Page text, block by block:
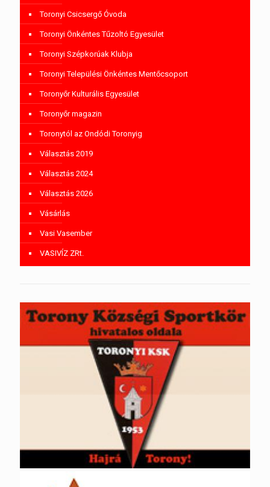
Toronyi Csicsergő Óvoda
Toronyi Önkéntes Tűzoltó Egyesület
Toronyi Szépkorúak Klubja
Toronyi Települési Önkéntes Mentőcsoport
Toronyőr Kulturális Egyesület
Toronyőr magazin
Toronytól az Ondódi Toronyig
Választás 2019
Választás 2024
Választás 2026
Vásárlás
Vasi Vasember
VASIVÍZ ZRt.